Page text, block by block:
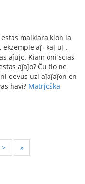
malklara kion la
aĵ- kaj uj-.
aĵujo. Kiam oni scias
aĵaĵo? Ĉu tio ne
devus uzi aĵaĵaĵon en
havi? Matrjoŝka
> »